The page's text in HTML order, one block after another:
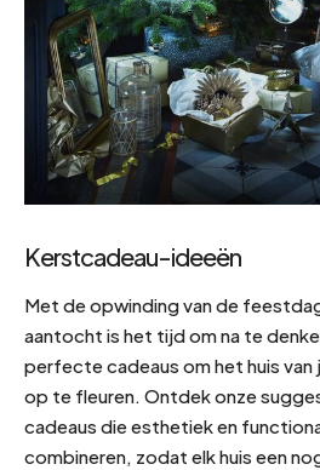
Kerstcadeau-ideeën
Met de opwinding van de
aantocht is het tijd om na te
perfecte cadeaus om het huis
op te fleuren. Ontdek onze
cadeaus die esthetiek en
combineren, zodat elk huis een